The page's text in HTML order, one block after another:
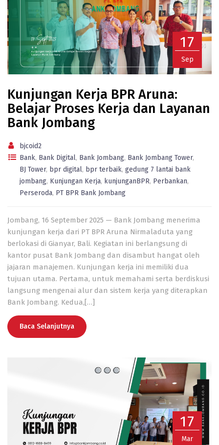
17
Sep
Kunjungan Kerja BPR Aruna:
Belajar Proses Kerja dan Layanan
Bank Jombang
bjcoid2
Bank, Bank Digital, Bank Jombang, Bank Jombang Tower,
BJ Tower, bpr digital, bpr terbaik, gedung 7 lantai bank
jombang, Kunjungan Kerja, kunjunganBPR, Perbankan,
Perseroda, PT BPR Bank Jombang
Jombang, 16 September 2025 — Bank Jombang menerima
kunjungan kerja dari PT BPR Aruna Nirmaladuta yang
berlokasi di Gianyar, Bali. Kegiatan ini berlangsung di
kantor pusat Bank Jombang dan disambut hangat oleh
jajaran manajemen. Kunjungan kerja ini memiliki dua
tujuan utama. Pertama, untuk memahami serta berdiskusi
langsung mengenai alur dan sistem kerja yang diterapkan
Bank Jombang. Kedua,[…]
Baca Selanjutnya
17
Mar